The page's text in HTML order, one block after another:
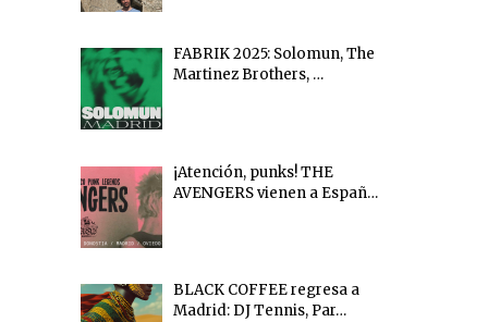
FABRIK 2025: Solomun, The
Martinez Brothers, …
¡Atención, punks! THE
AVENGERS vienen a Españ…
BLACK COFFEE regresa a
Madrid: DJ Tennis, Par…